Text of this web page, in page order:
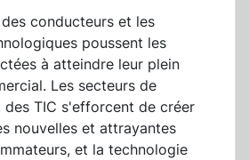
conducteurs et les
poussent les
à atteindre leur plein
Les secteurs de
TIC s'efforcent de créer
nouvelles et attrayantes
et la technologie